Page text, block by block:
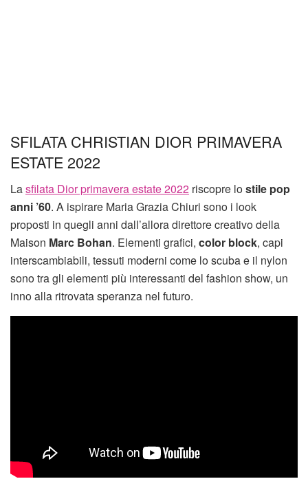
SFILATA CHRISTIAN DIOR PRIMAVERA
ESTATE 2022
Lasfilata Dior primavera estate 2022 riscopre lostile pop
anni ’60. A ispirare Maria Grazia Chiuri sono i look
proposti in quegli anni dall’allora direttore creativo della
Maison Marc Bohan. Elementi grafici, color block, capi
interscambiabili, tessuti moderni come lo scuba e il nylon
sono tra gli elementi più interessanti del fashion show, un
inno alla ritrovata speranza nel futuro.